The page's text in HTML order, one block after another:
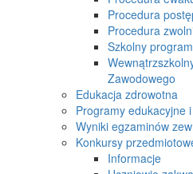
Procedura
Procedura
Szkolny
Zawodowego
Edukacja zdrowotna
Programy edukacyjne
Wyniki egzaminów
Konkursy
Informacje